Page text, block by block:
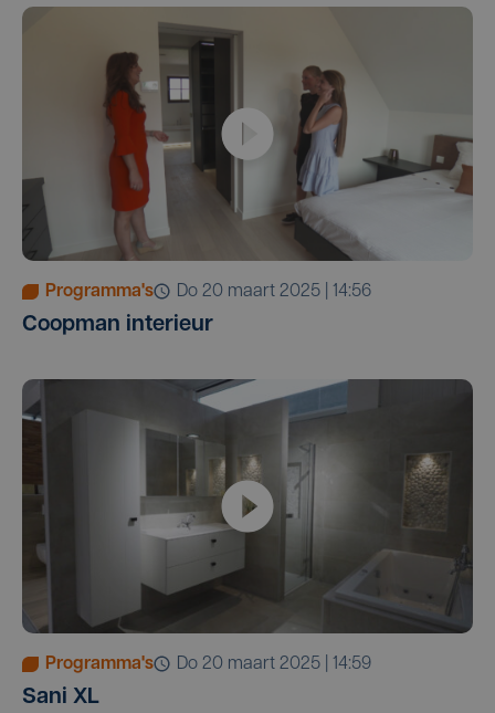
Programma's do 20 maart 2025 | 14:56
Coopman interieur
Programma's do 20 maart 2025 | 14:59
Sani XL